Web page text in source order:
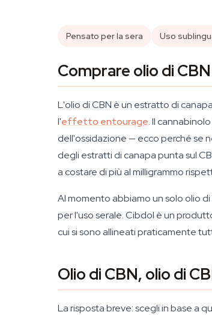
Pensato per la sera Uso
Comprare olio di
L'olio di CBN è un estratto di
l'effetto entourage. Il
dell'ossidazione — ecco perché se
degli estratti di canapa punta sul
a costare di più al milligrammo
Al momento abbiamo un solo olio
per l'uso serale. Cibdol è un
cui si sono allineati praticamente
Olio di CBN, olio di
La risposta breve: scegli in base a